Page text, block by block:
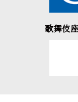
歌舞伎